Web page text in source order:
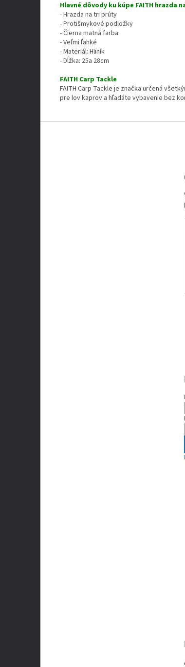
Hlavné dôvody ku kúpe FAITH hrazda
- Hrazda na tri prúty
- Protišmykové podložky
- Čierna matná farba
- Veľmi ľahké
- Materiál: Hliník
- Dĺžka: 25a 28cm
FAITH Carp Tackle
FAITH Carp Tackle je značka určená
pre lov kaprov a hľadáte vybavenie bez